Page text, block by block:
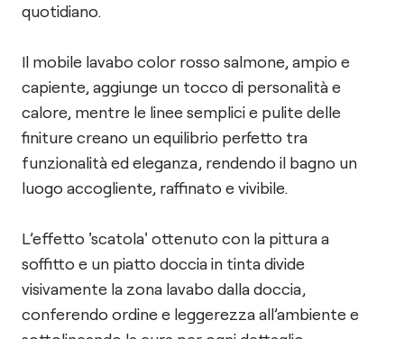
quotidiano.
Il mobile lavabo color rosso salmone, ampio e
capiente, aggiunge un tocco di personalità e
calore, mentre le linee semplici e pulite delle
finiture creano un equilibrio perfetto tra
funzionalità ed eleganza, rendendo il bagno un
luogo accogliente, raffinato e vivibile.
L’effetto 'scatola' ottenuto con la pittura a
soffitto e un piatto doccia in tinta divide
visivamente la zona lavabo dalla doccia,
conferendo ordine e leggerezza all’ambiente e